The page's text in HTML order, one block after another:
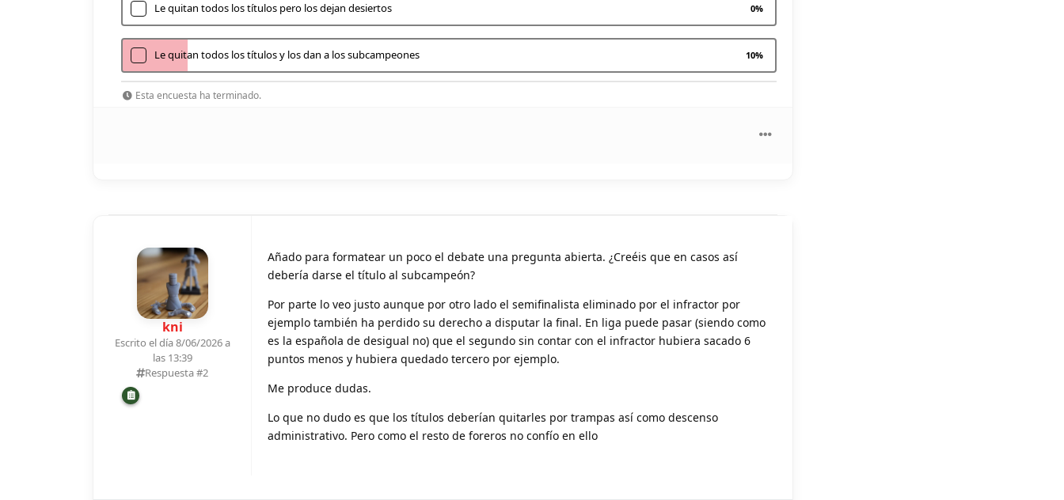
Le quitan todos los títulos pero los dejan desiertos 0%
Le quitan todos los títulos y los dan a los subcampeones 10%
Esta encuesta ha terminado.
kni
Escrito el día 8/06/2026 a
las 13:39
Respuesta #2
Añado para formatear un poco el debate una pregunta abierta. ¿Creéis que en casos así
debería darse el título al subcampeón?
Por parte lo veo justo aunque por otro lado el semifinalista eliminado por el infractor por
ejemplo también ha perdido su derecho a disputar la final. En liga puede pasar (siendo como
es la española de desigual no) que el segundo sin contar con el infractor hubiera sacado 6
puntos menos y hubiera quedado tercero por ejemplo.
Me produce dudas.
Lo que no dudo es que los títulos deberían quitarles por trampas así como descenso
administrativo. Pero como el resto de foreros no confío en ello